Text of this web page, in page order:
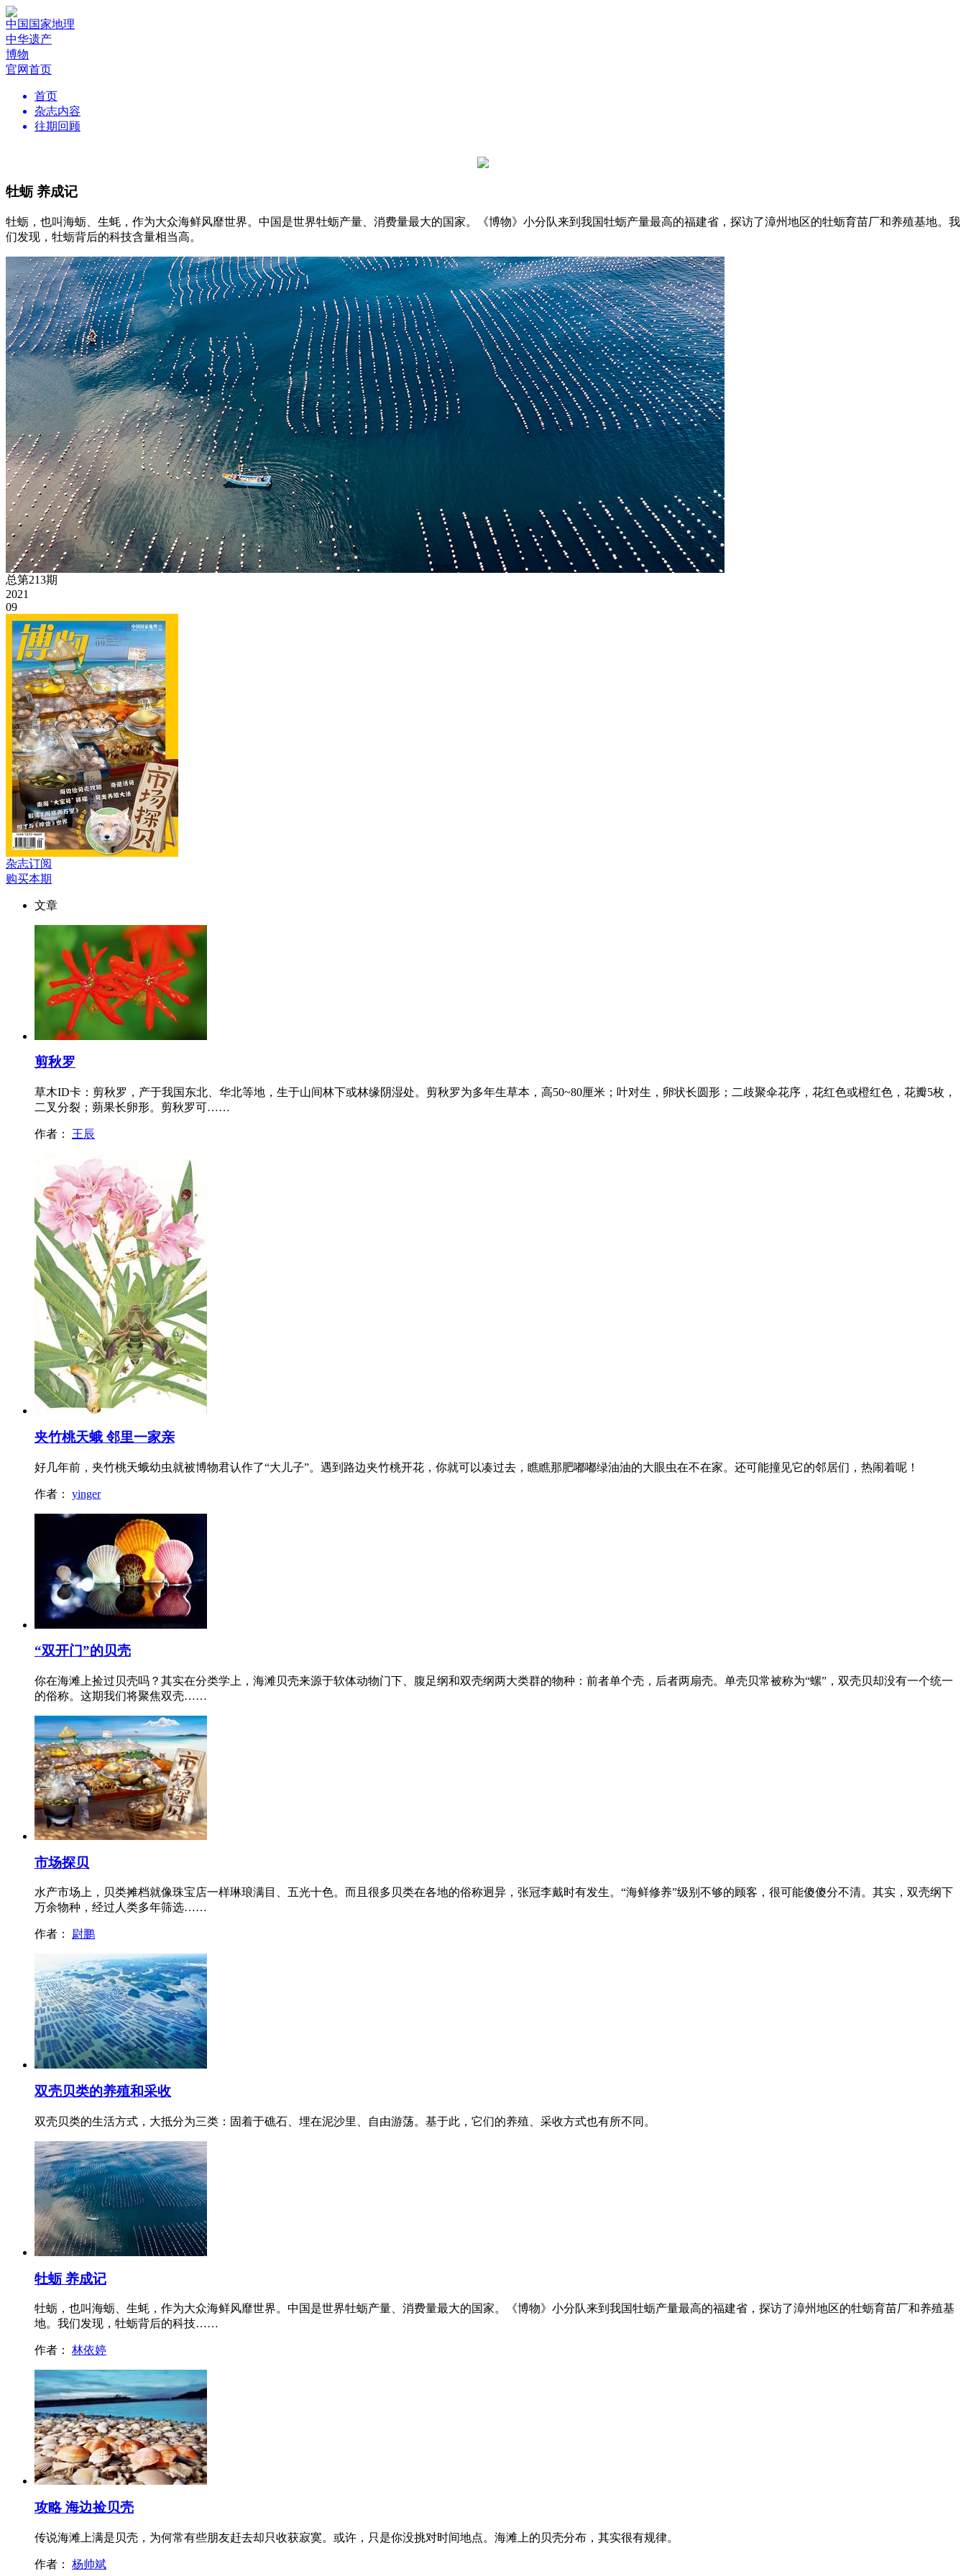
中国国家地理
中华遗产
博物
官网首页
首页
杂志内容
往期回顾
牡蛎 养成记
牡蛎，也叫海蛎、生蚝，作为大众海鲜风靡世界。中国是世界牡蛎产量、消费量最大的国家。《博物》小分队来到我国牡蛎产量最高的福建省，探访了漳州地区的牡蛎育苗厂和养殖基地。我
们发现，牡蛎背后的科技含量相当高。
总第213期
2021
09
杂志订阅
购买本期
文章
剪秋罗
草木ID卡：剪秋罗，产于我国东北、华北等地，生于山间林下或林缘阴湿处。剪秋罗为多年生草本，高50~80厘米；叶对生，卵状长圆形；二歧聚伞花序，花红色或橙红色，花瓣5枚，
二叉分裂；蒴果长卵形。剪秋罗可……
作者： 王辰
夹竹桃天蛾 邻里一家亲
好几年前，夹竹桃天蛾幼虫就被博物君认作了“大儿子”。遇到路边夹竹桃开花，你就可以凑过去，瞧瞧那肥嘟嘟绿油油的大眼虫在不在家。还可能撞见它的邻居们，热闹着呢！
作者： yinger
“双开门”的贝壳
你在海滩上捡过贝壳吗？其实在分类学上，海滩贝壳来源于软体动物门下、腹足纲和双壳纲两大类群的物种：前者单个壳，后者两扇壳。单壳贝常被称为“螺”，双壳贝却没有一个统一
的俗称。这期我们将聚焦双壳……
市场探贝
水产市场上，贝类摊档就像珠宝店一样琳琅满目、五光十色。而且很多贝类在各地的俗称迥异，张冠李戴时有发生。“海鲜修养”级别不够的顾客，很可能傻傻分不清。其实，双壳纲下
万余物种，经过人类多年筛选……
作者： 尉鹏
双壳贝类的养殖和采收
双壳贝类的生活方式，大抵分为三类：固着于礁石、埋在泥沙里、自由游荡。基于此，它们的养殖、采收方式也有所不同。
牡蛎 养成记
牡蛎，也叫海蛎、生蚝，作为大众海鲜风靡世界。中国是世界牡蛎产量、消费量最大的国家。《博物》小分队来到我国牡蛎产量最高的福建省，探访了漳州地区的牡蛎育苗厂和养殖基
地。我们发现，牡蛎背后的科技……
作者： 林依婷
攻略 海边捡贝壳
传说海滩上满是贝壳，为何常有些朋友赶去却只收获寂寞。或许，只是你没挑对时间地点。海滩上的贝壳分布，其实很有规律。
作者： 杨帅斌